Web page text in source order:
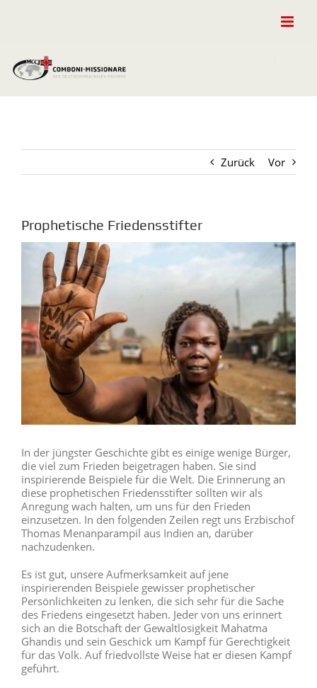
Zurück Vor
Prophetische Friedensstifter
Zeige
grösseres
In der jüngster Geschichte gibt es einige wenige Bürger,
die viel zum Frieden beigetragen haben. Sie sind
inspirierende Beispiele für die Welt. Die Erinnerung an
diese prophetischen Friedensstifter sollten wir als
Anregung wach halten, um uns für den Frieden
einzusetzen. In den folgenden Zeilen regt uns Erzbischof
Thomas Menanparampil aus Indien an, darüber
nachzudenken.
Es ist gut, unsere Aufmerksamkeit auf jene
inspirierenden Beispiele gewisser prophetischer
Persönlichkeiten zu lenken, die sich sehr für die Sache
des Friedens eingesetzt haben. Jeder von uns erinnert
sich an die Botschaft der Gewaltlosigkeit Mahatma
Ghandis und sein Geschick um Kampf für Gerechtigkeit
für das Volk. Auf friedvollste Weise hat er diesen Kampf
geführt.